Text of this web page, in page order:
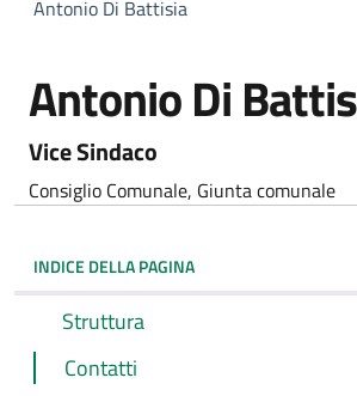
Antonio Di Battisia
Antonio Di
Vice Sindaco
Consiglio Comunale, Giunta comunale
INDICE DELLA PAGINA
Struttura
Contatti